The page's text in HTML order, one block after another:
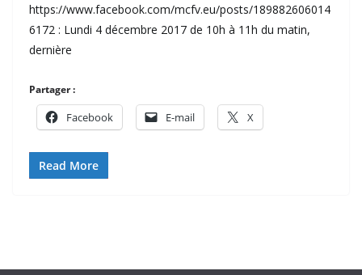
https://www.facebook.com/mcfv.eu/posts/189882606014
6172 : Lundi 4 décembre 2017 de 10h à 11h du matin,
dernière
Partager :
Facebook E-mail X
Read More